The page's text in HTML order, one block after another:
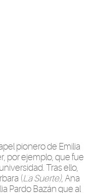
pionero de Emilia
por ejemplo, que fue
Tras ello,
(La Suerte), Ana
Pardo Bazán que al